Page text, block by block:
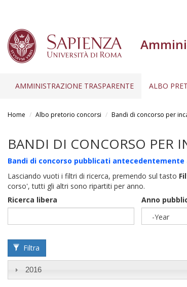
AMMINISTRAZIONE TRASPARENTE ALBO
Home Albo pretorio concorsi Bandi di concorso per
BANDI DI CONCORSO PER
Bandi di concorso pubblicati antecedentemente
Lasciando vuoti i filtri di ricerca, premendo sul tasto
corso', tutti gli altri sono ripartiti per anno.
Ricerca libera
Anno
-Year
Filtra
2016